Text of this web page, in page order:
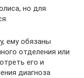
но для
ему обязаны
отделения или
его и
диагноза